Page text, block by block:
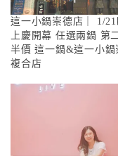
這一小鍋崇德店｜ 1/21
上慶開幕 任選兩鍋 第
半價 這一鍋&這一小鍋
複合店